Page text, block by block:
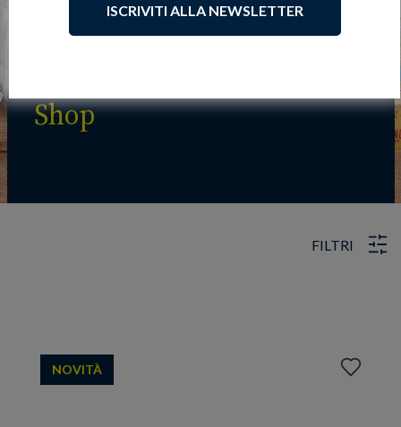
Shop
FILTRI
NOVITÀ
Aggiungi
ISCRIVITI ALLA NEWSLETTER